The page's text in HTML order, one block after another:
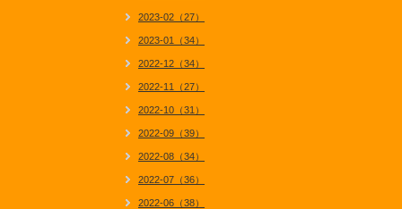
2023-02（27）
2023-01（34）
2022-12（34）
2022-11（27）
2022-10（31）
2022-09（39）
2022-08（34）
2022-07（36）
2022-06（38）